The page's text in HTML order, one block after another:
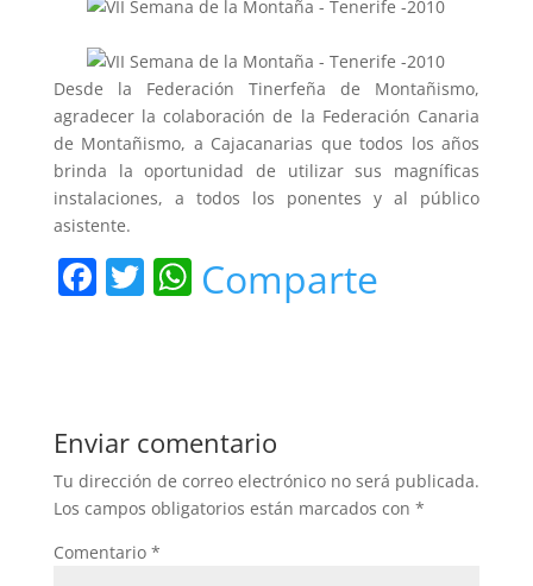
Desde la Federación Tinerfeña de Montañismo,
agradecer la colaboración de la Federación Canaria
de Montañismo, a Cajacanarias que todos los años
brinda la oportunidad de utilizar sus magníficas
instalaciones, a todos los ponentes y al público
asistente.
F
b
o
o
k
T W
A
p
p
Comparte
Enviar comentario
Tu dirección de correo electrónico no será publicada.
Los campos obligatorios están marcados con *
Comentario *